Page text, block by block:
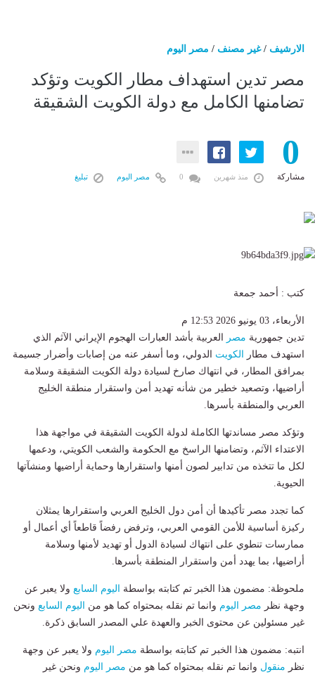
الارشيف /غير مصنف / مصر اليوم
مصر تدين استهداف مطار الكويت وتؤكد
تضامنها الكامل مع دولة الكويت الشقيقة
0
مشاركة منذ شهرين مصر اليوم تبليغ
كتب : أحمد جمعة
الأربعاء، 03 يونيو 2026 12:53 م
تدين جمهورية مصر
العربية بأشد العبارات الهجوم الإيراني الآثم الذي
استهدف مطار
الكويت الدولي، وما أسفر عنه من إصابات وأضرار جسيمة
بمرافق المطار، في انتهاك صارخ لسيادة دولة الكويت الشقيقة وسلامة
أراضيها، وتصعيد خطير من شأنه تهديد أمن واستقرار منطقة الخليج
العربي والمنطقة بأسرها.
وتؤكد مصر مساندتها الكاملة لدولة الكويت الشقيقة في مواجهة هذا
الاعتداء الآثم، وتضامنها الراسخ مع الحكومة والشعب الكويتي، ودعمها
لكل ما تتخذه من تدابير لصون أمنها واستقرارها وحماية أراضيها ومنشآتها
الحيوية.
كما تجدد مصر تأكيدها أن أمن دول الخليج العربي واستقرارها يمثلان
ركيزة أساسية للأمن القومي العربي، وترفض رفضاً قاطعاً أي أعمال أو
ممارسات تنطوي على انتهاك لسيادة الدول أو تهديد لأمنها وسلامة
أراضيها، بما يهدد أمن واستقرار المنطقة بأسرها.
ملحوظة: مضمون هذا الخبر تم كتابته بواسطة اليوم السابع ولا يعبر عن
وجهة نظر مصر اليوم وانما تم نقله بمحتواه كما هو من اليوم السابع ونحن
غير مسئولين عن محتوى الخبر والعهدة علي المصدر السابق ذكرة.
انتبه: مضمون هذا الخبر تم كتابته بواسطة مصر اليوم ولا يعبر عن وجهة
نظر منقول وانما تم نقله بمحتواه كما هو من مصر اليوم ونحن غير